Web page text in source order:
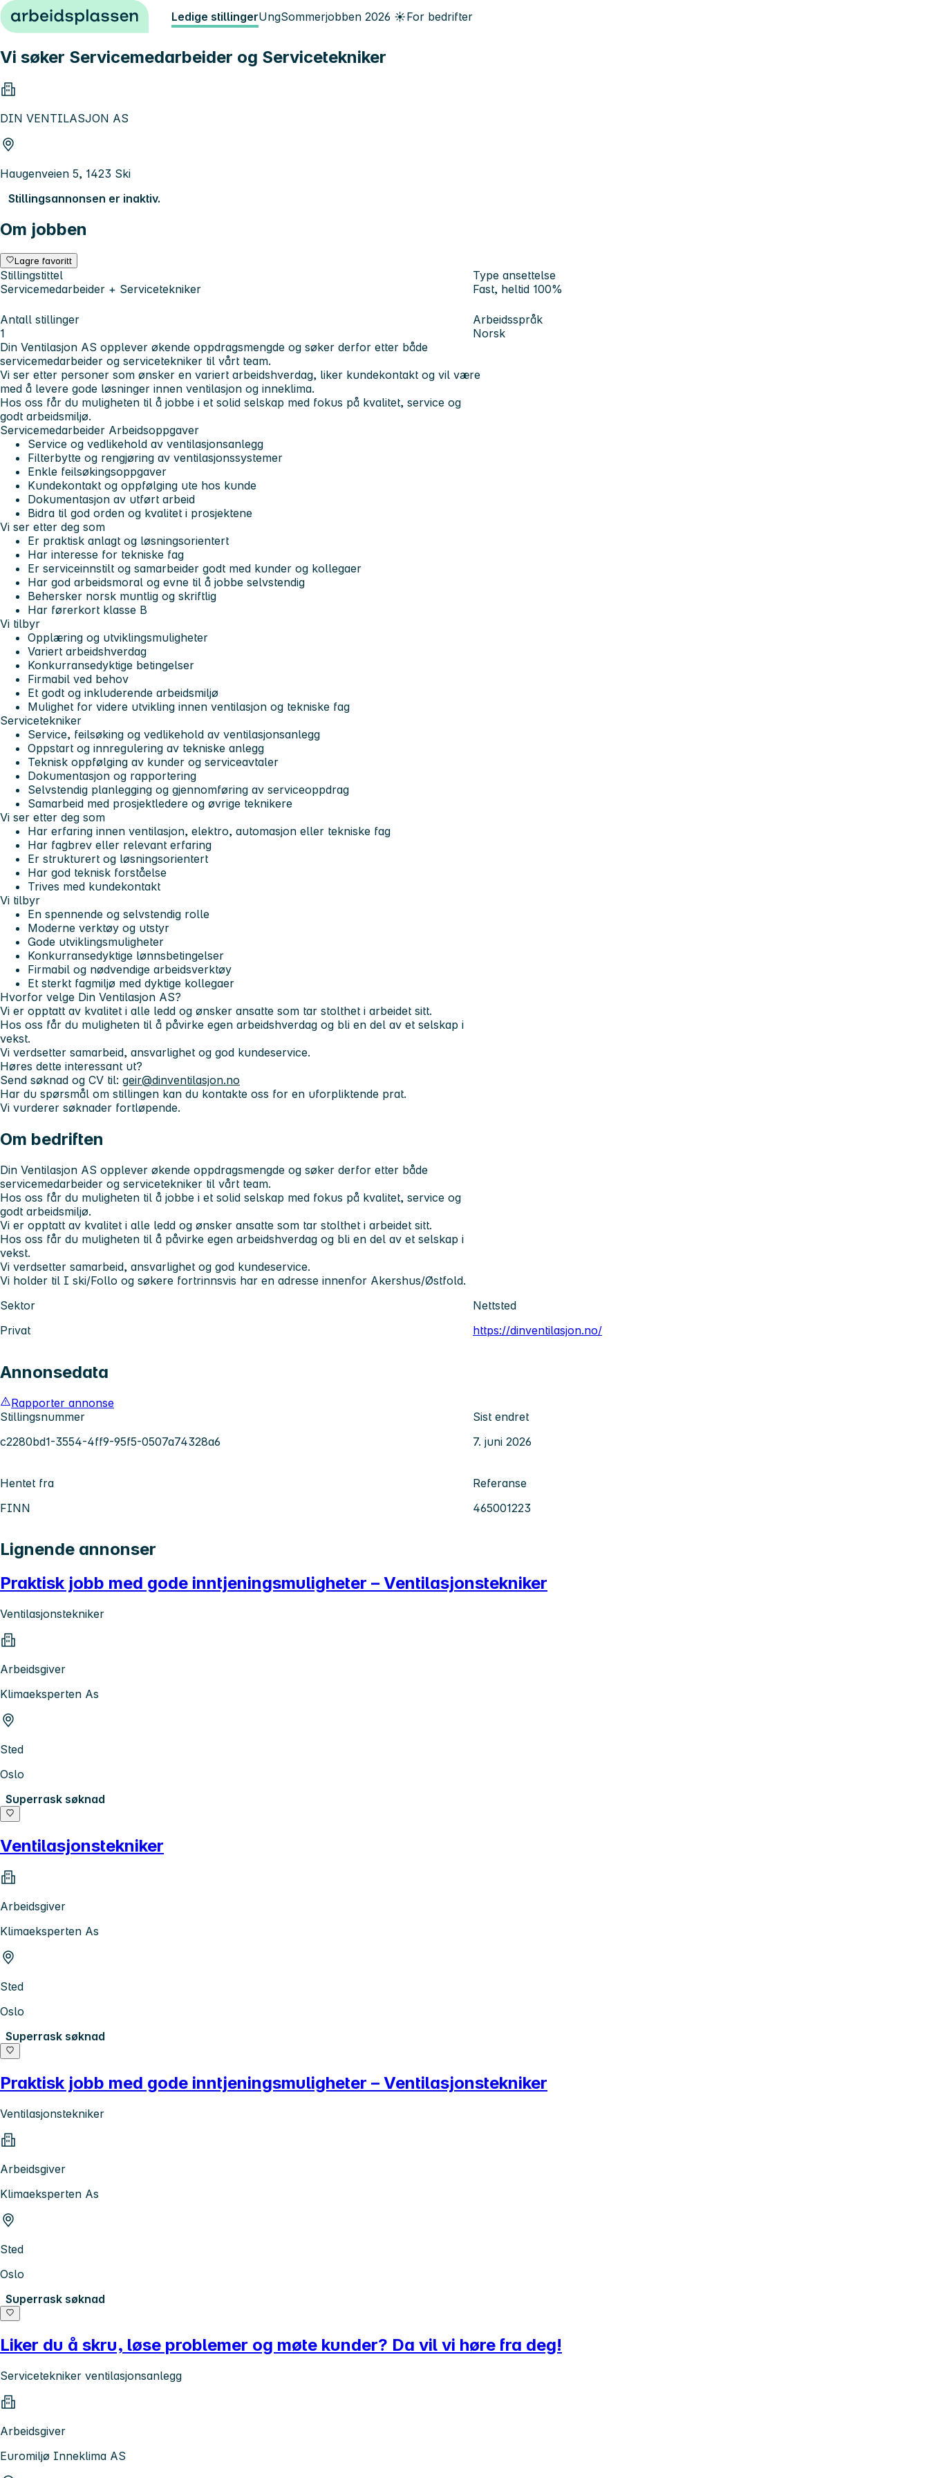
Hopp til innhold Ledige stillingerUngSommerjobben 2026 ☀️For bedrifter
Vi søker Servicemedarbeider og Servicetekniker
DIN VENTILASJON AS
Haugenveien 5, 1423 Ski
Stillingsannonsen er inaktiv.
Om jobben
Lagre favoritt
Stillingstittel
Servicemedarbeider + Servicetekniker
Type ansettelse
Fast, heltid 100%
Antall stillinger
1
Arbeidsspråk
Norsk
Din Ventilasjon AS opplever økende oppdragsmengde og søker derfor etter både
servicemedarbeider og servicetekniker til vårt team.
Vi ser etter personer som ønsker en variert arbeidshverdag, liker kundekontakt og vil være
med å levere gode løsninger innen ventilasjon og inneklima.
Hos oss får du muligheten til å jobbe i et solid selskap med fokus på kvalitet, service og
godt arbeidsmiljø.
Servicemedarbeider Arbeidsoppgaver
Service og vedlikehold av ventilasjonsanlegg
Filterbytte og rengjøring av ventilasjonssystemer
Enkle feilsøkingsoppgaver
Kundekontakt og oppfølging ute hos kunde
Dokumentasjon av utført arbeid
Bidra til god orden og kvalitet i prosjektene
Vi ser etter deg som
Er praktisk anlagt og løsningsorientert
Har interesse for tekniske fag
Er serviceinnstilt og samarbeider godt med kunder og kollegaer
Har god arbeidsmoral og evne til å jobbe selvstendig
Behersker norsk muntlig og skriftlig
Har førerkort klasse B
Vi tilbyr
Opplæring og utviklingsmuligheter
Variert arbeidshverdag
Konkurransedyktige betingelser
Firmabil ved behov
Et godt og inkluderende arbeidsmiljø
Mulighet for videre utvikling innen ventilasjon og tekniske fag
Servicetekniker
Service, feilsøking og vedlikehold av ventilasjonsanlegg
Oppstart og innregulering av tekniske anlegg
Teknisk oppfølging av kunder og serviceavtaler
Dokumentasjon og rapportering
Selvstendig planlegging og gjennomføring av serviceoppdrag
Samarbeid med prosjektledere og øvrige teknikere
Vi ser etter deg som
Har erfaring innen ventilasjon, elektro, automasjon eller tekniske fag
Har fagbrev eller relevant erfaring
Er strukturert og løsningsorientert
Har god teknisk forståelse
Trives med kundekontakt
Vi tilbyr
En spennende og selvstendig rolle
Moderne verktøy og utstyr
Gode utviklingsmuligheter
Konkurransedyktige lønnsbetingelser
Firmabil og nødvendige arbeidsverktøy
Et sterkt fagmiljø med dyktige kollegaer
Hvorfor velge Din Ventilasjon AS?
Vi er opptatt av kvalitet i alle ledd og ønsker ansatte som tar stolthet i arbeidet sitt.
Hos oss får du muligheten til å påvirke egen arbeidshverdag og bli en del av et selskap i
vekst.
Vi verdsetter samarbeid, ansvarlighet og god kundeservice.
Høres dette interessant ut?
Send søknad og CV til: geir@dinventilasjon.no
Har du spørsmål om stillingen kan du kontakte oss for en uforpliktende prat.
Vi vurderer søknader fortløpende.
Om bedriften
Din Ventilasjon AS opplever økende oppdragsmengde og søker derfor etter både
servicemedarbeider og servicetekniker til vårt team.
Hos oss får du muligheten til å jobbe i et solid selskap med fokus på kvalitet, service og
godt arbeidsmiljø.
Vi er opptatt av kvalitet i alle ledd og ønsker ansatte som tar stolthet i arbeidet sitt.
Hos oss får du muligheten til å påvirke egen arbeidshverdag og bli en del av et selskap i
vekst.
Vi verdsetter samarbeid, ansvarlighet og god kundeservice.
Vi holder til I ski/Follo og søkere fortrinnsvis har en adresse innenfor Akershus/Østfold.
Sektor
Privat
Nettsted
https://dinventilasjon.no/
Annonsedata
Rapporter annonse
Stillingsnummer
c2280bd1-3554-4ff9-95f5-0507a74328a6
Sist endret
7. juni 2026
Hentet fra
FINN
Referanse
465001223
Lignende annonser
Praktisk jobb med gode inntjeningsmuligheter – Ventilasjonstekniker
Ventilasjonstekniker
Arbeidsgiver
Klimaeksperten As
Sted
Oslo
Superrask søknad
Ventilasjonstekniker
Arbeidsgiver
Klimaeksperten As
Sted
Oslo
Superrask søknad
Praktisk jobb med gode inntjeningsmuligheter – Ventilasjonstekniker
Ventilasjonstekniker
Arbeidsgiver
Klimaeksperten As
Sted
Oslo
Superrask søknad
Liker du å skru, løse problemer og møte kunder? Da vil vi høre fra deg!
Servicetekniker ventilasjonsanlegg
Arbeidsgiver
Euromiljø Inneklima AS